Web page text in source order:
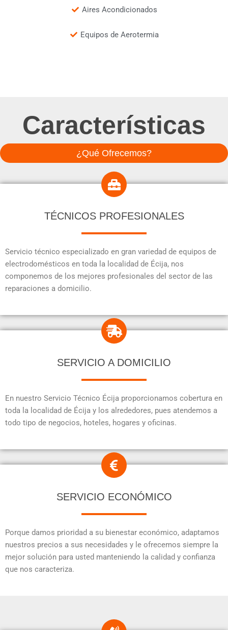
Aires Acondicionados
Equipos de Aerotermia
Características
¿Qué Ofrecemos?
TÉCNICOS PROFESIONALES
Servicio técnico especializado en gran variedad de equipos de
electrodomésticos en toda la localidad de Écija, nos
componemos de los mejores profesionales del sector de las
reparaciones a domicilio.
SERVICIO A DOMICILIO
En nuestro Servicio Técnico Écija proporcionamos cobertura en
toda la localidad de Écija y los alrededores, pues atendemos a
todo tipo de negocios, hoteles, hogares y oficinas.
SERVICIO ECONÓMICO
Porque damos prioridad a su bienestar económico, adaptamos
nuestros precios a sus necesidades y le ofrecemos siempre la
mejor solución para usted manteniendo la calidad y confianza
que nos caracteriza.